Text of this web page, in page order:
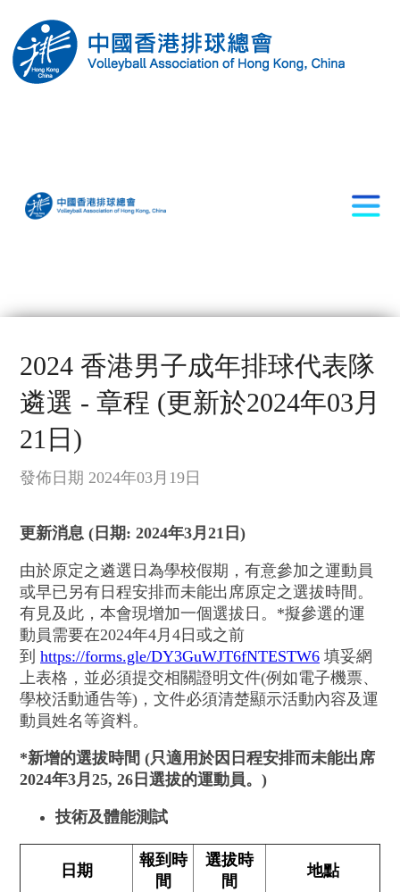
2024 香港男子成年排球代表隊
遴選 - 章程 (更新於2024年03月
21日)
發佈日期 2024年03月19日
更新消息 (日期: 2024年3月21日)
由於原定之遴選日為學校假期，有意參加之運動員
或早已另有日程安排而未能出席原定之選拔時間。
有見及此，本會現增加一個選拔日。*擬參選的運
動員需要在2024年4月4日或之前
到 https://forms.gle/DY3GuWJT6fNTESTW6 填妥網
上表格，並必須提交相關證明文件(例如電子機票、
學校活動通告等)，文件必須清楚顯示活動內容及運
動員姓名等資料。
*新增的選拔時間 (只適用於因日程安排而未能出席
2024年3月25, 26日選拔的運動員。)
技術及體能測試
日期
報到時
間
選拔時
間
地點